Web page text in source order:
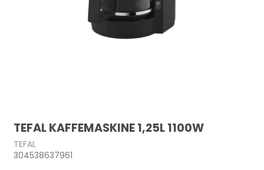
TEFAL KAFFEMASKINE 1,25L 1100W
TEFAL
304538637961